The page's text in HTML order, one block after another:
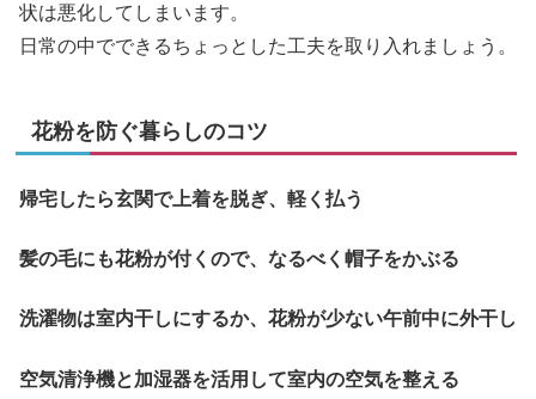
状は悪化してしまいます。
日常の中でできるちょっとした工夫を取り入れましょう。
花粉を防ぐ暮らしのコツ
帰宅したら玄関で上着を脱ぎ、軽く払う
髪の毛にも花粉が付くので、なるべく帽子をかぶる
洗濯物は室内干しにするか、花粉が少ない午前中に外干し
空気清浄機と加湿器を活用して室内の空気を整える